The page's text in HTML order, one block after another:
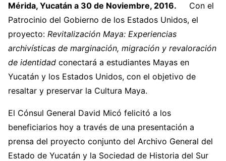
Mérida, Yucatán a 30 de Noviembre, 2016. Con el
Patrocinio del Gobierno de los Estados Unidos, el
proyecto: Revitalización Maya: Experiencias
archivísticas de marginación, migración y revaloración
de identidad conectará a estudiantes Mayas en
Yucatán y los Estados Unidos, con el objetivo de
resaltar y preservar la Cultura Maya.
El Cónsul General David Micó felicitó a los
beneficiarios hoy a través de una presentación a
prensa del proyecto conjunto del Archivo General del
Estado de Yucatán y la Sociedad de Historia del Sur